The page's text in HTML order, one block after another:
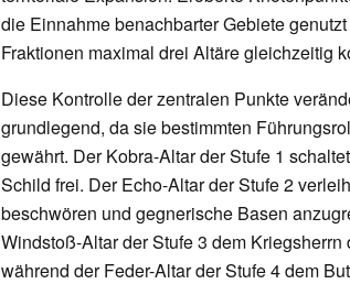
die Einnahme benachbarter Gebiete
Fraktionen maximal drei Altäre gleichzeitig
Diese Kontrolle der zentralen Punkte
grundlegend, da sie bestimmten
gewährt. Der Kobra-Altar der Stufe 1
Schild frei. Der Echo-Altar der Stufe 2
beschwören und gegnerische Basen
Windstoß-Altar der Stufe 3 dem
während der Feder-Altar der Stufe 4 dem